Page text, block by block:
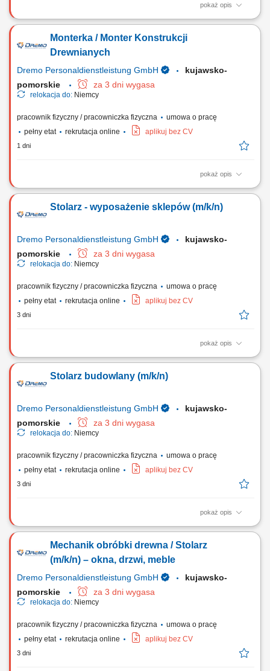
pokaż opis
Twoje zadania: Produkcja i montaż wyposażenia dla sklepów oraz
po końcowy montaż; Wykonywanie elementów stolarskich zgodnie z
rysunkiem technicznym; Obsługa nowoczesnych urządzeń i maszyn do
Monterka / Monter Konstrukcji
Drewnianych
Dremo Personaldienstleistung GmbH
kujawsko-
pomorskie
za 3 dni wygasa
relokacja do: Niemcy
pracownik fizyczny / pracowniczka fizyczna
umowa o pracę
pełny etat
rekrutacja online aplikuj bez CV
1 dni
pokaż opis
Twoje zadania: Produkcja i montaż schodów drewnianych;
okien, drzwi oraz drewnianych elementów wykończeniowych; Obsługa
urządzeń wykorzystywanych przy obróbce drewna; Szlifowanie,
Stolarz - wyposażenie sklepów (m/k/n)
Dremo Personaldienstleistung GmbH
kujawsko-
pomorskie
za 3 dni wygasa
relokacja do: Niemcy
pracownik fizyczny / pracowniczka fizyczna
umowa o pracę
pełny etat
rekrutacja online aplikuj bez CV
3 dni
pokaż opis
Obowiązki: Przygotowywanie i organizacja procesów pracy – od cięcia
wytycznymi i rysunkiem technicznym; Praca w produkcji jednostkowej i
seryjnej; Obsługa nowoczesnych maszyn do obróbki drewna;
Stolarz budowlany (m/k/n)
Dremo Personaldienstleistung GmbH
kujawsko-
pomorskie
za 3 dni wygasa
relokacja do: Niemcy
pracownik fizyczny / pracowniczka fizyczna
umowa o pracę
pełny etat
rekrutacja online aplikuj bez CV
3 dni
pokaż opis
Obowiązki: wykonywanie drewnianych schodów; montaż elementów w
osadzanie okien w gotowych elementach ściennych; obsługa maszyn;
obróbka i wykończenie powierzchni drewnianych; Wymagania:
Mechanik obróbki drewna / Stolarz
(m/k/n) – okna, drzwi, meble
Dremo Personaldienstleistung GmbH
kujawsko-
pomorskie
za 3 dni wygasa
relokacja do: Niemcy
pracownik fizyczny / pracowniczka fizyczna
umowa o pracę
pełny etat
rekrutacja online aplikuj bez CV
3 dni